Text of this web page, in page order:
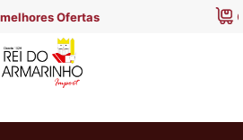
Condições exclusivas